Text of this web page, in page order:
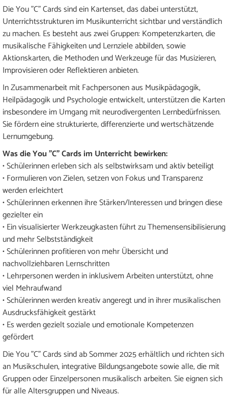
Die You "C" Cards sind ein Kartenset, das dabei unterstützt,
Unterrichtsstrukturen im Musikunterricht sichtbar und verständlich
zu machen. Es besteht aus zwei Gruppen: Kompetenzkarten, die
musikalische Fähigkeiten und Lernziele abbilden, sowie
Aktionskarten, die Methoden und Werkzeuge für das Musizieren,
Improvisieren oder Reflektieren anbieten.
In Zusammenarbeit mit Fachpersonen aus Musikpädagogik,
Heilpädagogik und Psychologie entwickelt, unterstützen die Karten
insbesondere im Umgang mit neurodivergenten Lernbedürfnissen.
Sie fördern eine strukturierte, differenzierte und wertschätzende
Lernumgebung.
Was die You "C" Cards im Unterricht bewirken:
• Schülerinnen erleben sich als selbstwirksam und aktiv beteiligt
• Formulieren von Zielen, setzen von Fokus und Transparenz
werden erleichtert
• Schülerinnen erkennen ihre Stärken/Interessen und bringen diese
gezielter ein
• Ein visualisierter Werkzeugkasten führt zu Themensensibilisierung
und mehr Selbstständigkeit
• Schülerinnen profitieren von mehr Übersicht und
nachvollziehbaren Lernschritten
• Lehrpersonen werden in inklusivem Arbeiten unterstützt, ohne
viel Mehraufwand
• Schülerinnen werden kreativ angeregt und in ihrer musikalischen
Ausdrucksfähigkeit gestärkt
• Es werden gezielt soziale und emotionale Kompetenzen
gefördert
Die You "C" Cards sind ab Sommer 2025 erhältlich und richten sich
an Musikschulen, integrative Bildungsangebote sowie alle, die mit
Gruppen oder Einzelpersonen musikalisch arbeiten. Sie eignen sich
für alle Altersgruppen und Niveaus.